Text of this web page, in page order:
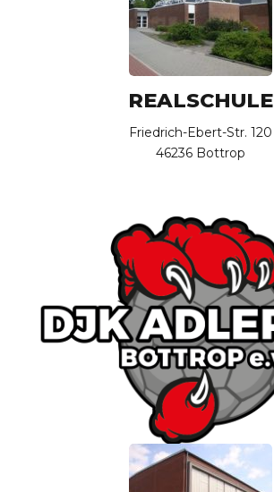
REALSCHULE
Friedrich-Ebert-Str. 120
46236 Bottrop